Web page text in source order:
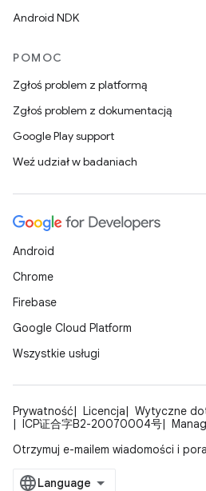
Android NDK
POMOC
Zgłoś problem z platformą
Zgłoś problem z dokumentacją
Google Play support
Weź udział w badaniach
Android
Chrome
Firebase
Google Cloud Platform
Wszystkie usługi
Prywatność Licencja
Wytyczne
ICP证合字B2-20070004号
Otrzymuj e-mailem wiadomości i